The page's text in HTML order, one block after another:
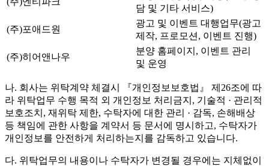
담 및 기타 서비스)
(주)포애드원
광고 및 이벤트 대행업무(광고
제작, 프로모션, 이벤트 진행)
(주)히어앤나우
분양 홈페이지, 이벤트 관리
및 운영
나. 회사는 위탁계약 체결시 『개인정보보호법』 제26조에 따
라 위탁업무 수행 목적 외 개인정보 처리금지, 기술적 · 관리적
보호조치, 재위탁 제한, 수탁자에 대한 관리 · 감독, 손해배상
등 책임에 관한 사항을 계약서 등 문서에 명시하고, 수탁자가
개인정보를 안전하게 처리하는지를 감독하고 있습니다.
다. 위탁업무의 내용이나 수탁자가 변경될 경우에는 지체없이